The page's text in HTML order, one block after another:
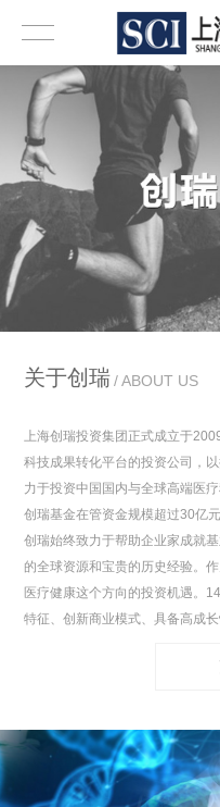
关于创瑞 ABOUT US
上海创瑞投资集团正式成立于
科技成果转化平台的投资公司，
力于投资中国国内与全球高端医疗
创瑞基金在管资金规模超过30亿
创瑞始终致力于帮助企业家成就
的全球资源和宝贵的历史经验。
医疗健康这个方向的投资机遇。
特征、创新商业模式、具备高成